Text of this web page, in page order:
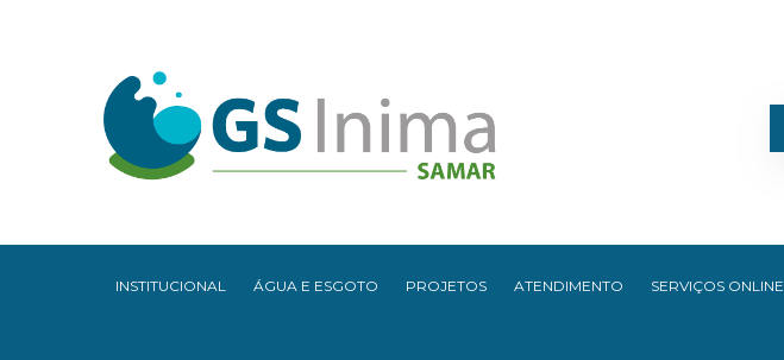
INSTITUCIONAL ÁGUA E ESGOTO PROJETOS ATENDIMENTO SERVIÇOS ONLINE